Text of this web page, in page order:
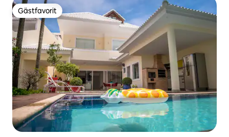
Gästfavorit
Gästfavorit